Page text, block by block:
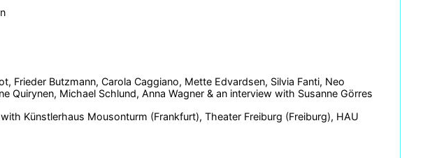
Frieder Butzmann, Carola Caggiano, Mette Edvardsen, Silvia Fanti, Neo
Quirynen, Michael Schlund, Anna Wagner & an interview with Susanne Görres
Künstlerhaus Mousonturm (Frankfurt), Theater Freiburg (Freiburg), HAU